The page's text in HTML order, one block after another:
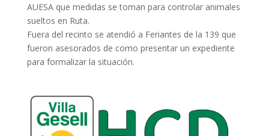
AUESA que medidas se toman para controlar animales
sueltos en Ruta.
Fuera del recinto se atendió a Feriantes de la 139 que
fueron asesorados de como presentar un expediente
para formalizar la situación.